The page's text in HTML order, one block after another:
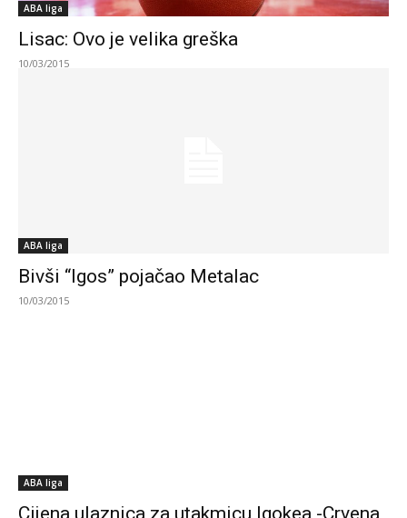
ABA liga
Lisac: Ovo je velika greška
10/03/2015
ABA liga
Bivši “Igos” pojačao Metalac
10/03/2015
ABA liga
Cijena ulaznica za utakmicu Igokea -Crvena